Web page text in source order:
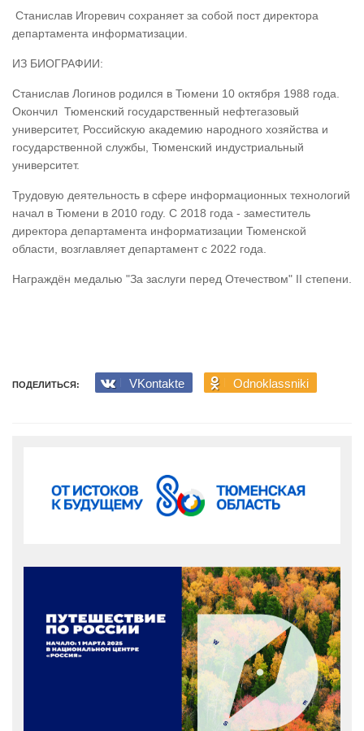
Станислав Игоревич сохраняет за собой пост директора
департамента информатизации.
ИЗ БИОГРАФИИ:
Станислав Логинов родился в Тюмени 10 октября 1988 года.
Окончил Тюменский государственный нефтегазовый
университет, Российскую академию народного хозяйства и
государственной службы, Тюменский индустриальный
университет.
Трудовую деятельность в сфере информационных технологий
начал в Тюмени в 2010 году. С 2018 года - заместитель
директора департамента информатизации Тюменской
области, возглавляет департамент с 2022 года.
Награждён медалью "За заслуги перед Отечеством" II степени.
ПОДЕЛИТЬСЯ: VKontakte Odnoklassniki